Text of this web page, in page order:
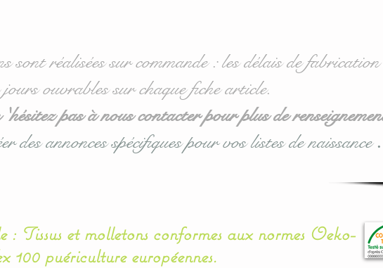
sont réalisées sur commande : les délais de
ouvrables sur chaque fiche article.
pas à nous contacter pour plus de
des annonces spécifiques pour vos listes de naissance.
: Tissus et molletons conformes aux normes Oeko-
100 puériculture européennes.